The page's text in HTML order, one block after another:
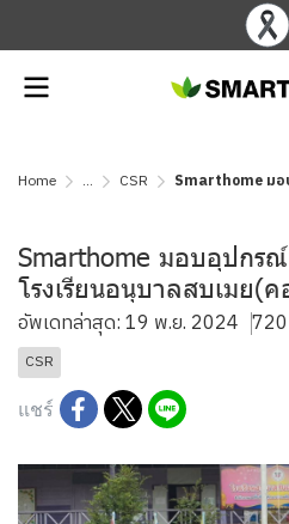
Home ... CSR Smarthome มอบอุปกรณ์เ
Smarthome มอบอุปกร
โรงเรียนอนุบาลสบเมย(
อัพเดทล่าสุด: 19 พ.ย. 2024 720
CSR
แชร์